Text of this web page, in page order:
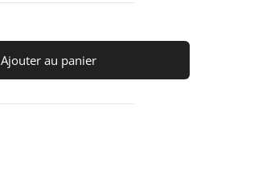
Ajouter au panier